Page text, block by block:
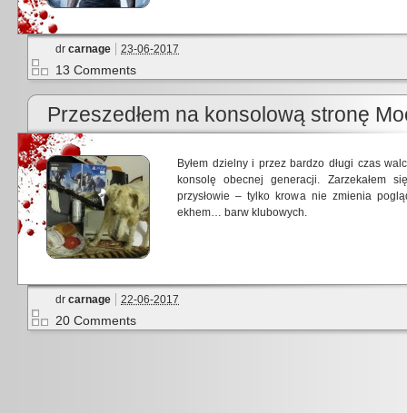
dr carnage 23-06-2017
13 Comments
Przeszedłem na konsolową stronę
Byłem dzielny i przez bardzo długi czas
konsolę obecnej generacji. Zarzekałem
przysłowie – tylko krowa nie zmienia
ekhem… barw klubowych.
dr carnage 22-06-2017
20 Comments